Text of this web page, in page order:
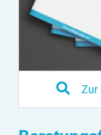
Zur